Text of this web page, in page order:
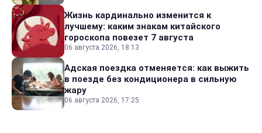
Жизнь кардинально изменится к
лучшему: каким знакам китайского
гороскопа повезет 7 августа
06 августа 2026, 18:13
Адская поездка отменяется: как выжить
в поезде без кондиционера в сильную
жару
06 августа 2026, 17:25